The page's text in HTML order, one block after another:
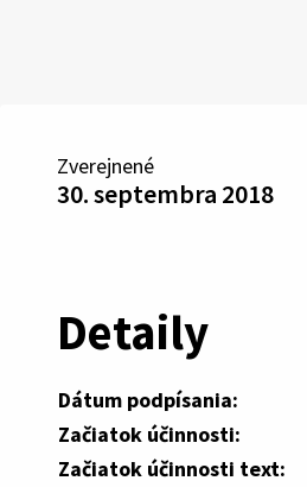
Zverejnené
30. septembra 2018
Detaily
Dátum podpísania:
Začiatok účinnosti:
Začiatok účinnosti text: